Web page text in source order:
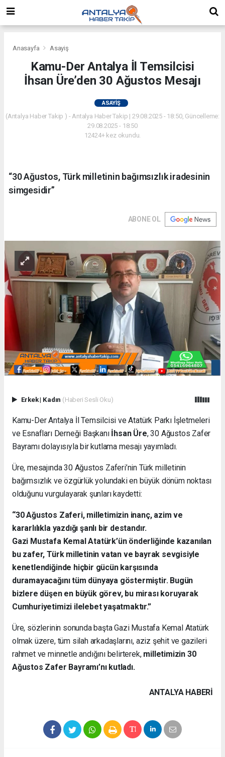
Anasayfa Asayiş
Kamu-Der Antalya İl Temsilcisi
İhsan Üre’den 30 Ağustos Mesajı
ASAYIŞ
(Antalya Haber Takip ) - Antalya Haber Takip | 29.08.2025 - 18:50, Güncelleme:
29.08.2025 - 18:50
12424+ kez okundu.
“30 Ağustos, Türk milletinin bağımsızlık iradesinin
simgesidir”
ABONE OL
Erkek| Kadın (Haberi Sesli Oku)
Kamu-Der Antalya İl Temsilcisi ve Atatürk Parkı İşletmeleri
ve Esnafları Derneği Başkanı İhsan Üre, 30 Ağustos Zafer
Bayramı dolayısıyla bir kutlama mesajı yayımladı.
Üre, mesajında 30 Ağustos Zaferi’nin Türk milletinin
bağımsızlık ve özgürlük yolundaki en büyük dönüm noktası
olduğunu vurgulayarak şunları kaydetti:
“30 Ağustos Zaferi, milletimizin inanç, azim ve
kararlılıkla yazdığı şanlı bir destandır.
Gazi Mustafa Kemal Atatürk’ün önderliğinde kazanılan
bu zafer, Türk milletinin vatan ve bayrak sevgisiyle
kenetlendiğinde hiçbir gücün karşısında
duramayacağını tüm dünyaya göstermiştir. Bugün
bizlere düşen en büyük görev, bu mirası koruyarak
Cumhuriyetimizi ilelebet yaşatmaktır.”
Üre, sözlerinin sonunda başta Gazi Mustafa Kemal Atatürk
olmak üzere, tüm silah arkadaşlarını, aziz şehit ve gazileri
rahmet ve minnetle andığını belirterek, milletimizin 30
Ağustos Zafer Bayramı’nı kutladı.
ANTALYA HABERİ